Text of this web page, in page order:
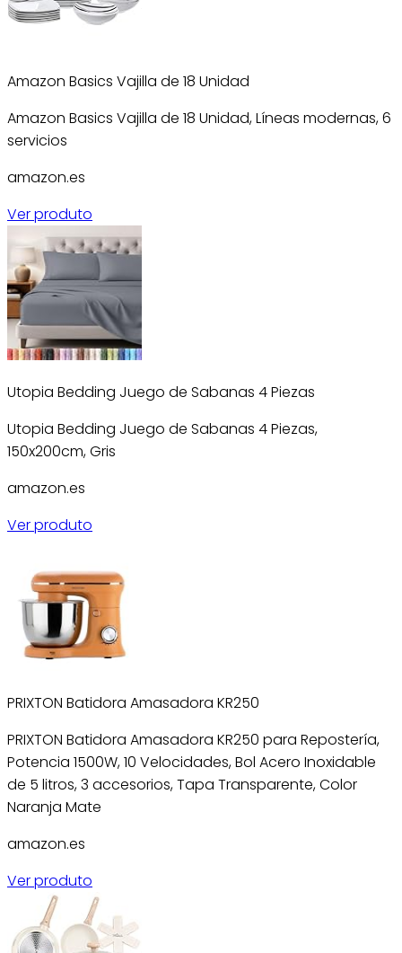
Amazon Basics Vajilla de 18 Unidad
Amazon Basics Vajilla de 18 Unidad, Líneas modernas, 6
servicios
amazon.es
Ver produto
Utopia Bedding Juego de Sabanas 4 Piezas
Utopia Bedding Juego de Sabanas 4 Piezas,
150x200cm, Gris
amazon.es
Ver produto
PRIXTON Batidora Amasadora KR250
PRIXTON Batidora Amasadora KR250 para Repostería,
Potencia 1500W, 10 Velocidades, Bol Acero Inoxidable
de 5 litros, 3 accesorios, Tapa Transparente, Color
Naranja Mate
amazon.es
Ver produto